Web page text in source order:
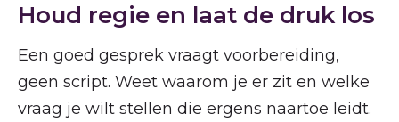
Houd regie en laat de druk los
Een goed gesprek vraagt voorbereiding,
geen script. Weet waarom je er zit en welke
vraag je wilt stellen die ergens naartoe leidt.